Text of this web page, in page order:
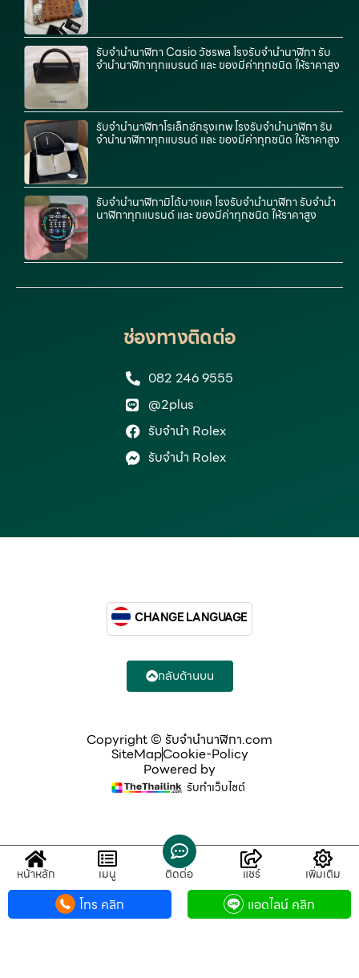
รับจํานํานาฬิกา Casio วัชรพล โรงรับจำนำนาฬิกา รับ
จำนำนาฬิกาทุกแบรนด์ และ ของมีค่าทุกชนิด ให้ราคาสูง
รับจำนำนาฬิกาโรเล็กซ์กรุงเทพ โรงรับจำนำนาฬิกา รับ
จำนำนาฬิกาทุกแบรนด์ และ ของมีค่าทุกชนิด ให้ราคาสูง
รับจำนำนาฬิกามิโด้บางแค โรงรับจำนำนาฬิกา รับจำนำ
นาฬิกาทุกแบรนด์ และ ของมีค่าทุกชนิด ให้ราคาสูง
ช่องทางติดต่อ
082 246 9555
@2plus
รับจำนำ Rolex
รับจำนำ Rolex
Copyright © รับจํานํานาฬิกา.com
SiteMapCookie-Policy
Powered by
รับทำเว็บไซต์
CHANGE LANGUAGE
กลับด้านบน
หน้าหลัก เมนู ติดต่อ แชร์ เพิ่มเติม
โทร คลิก แอดไลน์ คลิก